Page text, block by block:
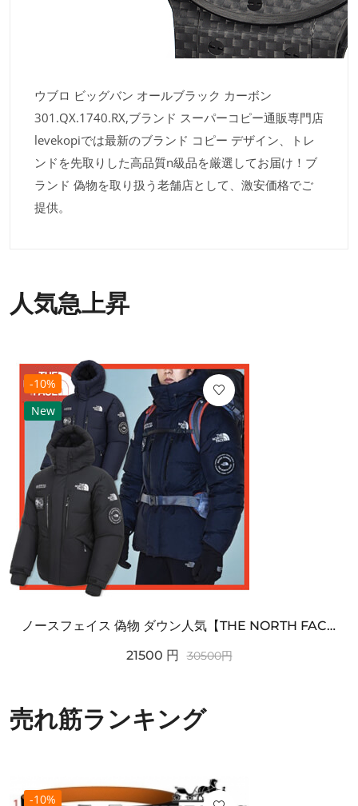
ウブロ ビッグバン オールブラック カーボン
301.QX.1740.RX,ブランド スーパーコピー通販専門店
levekopiでは最新のブランド コピー デザイン、トレ
ンドを先取りした高品質n級品を厳選してお届け！ブ
ランド 偽物を取り扱う老舗店として、激安価格でご
提供。
人気急上昇
-10%
New
ノースフェイス 偽物 ダウン人気【THE NORTH FACE】M'S 7 SUMMIT HIM...
21500 円 30500円
売れ筋ランキング
-10%